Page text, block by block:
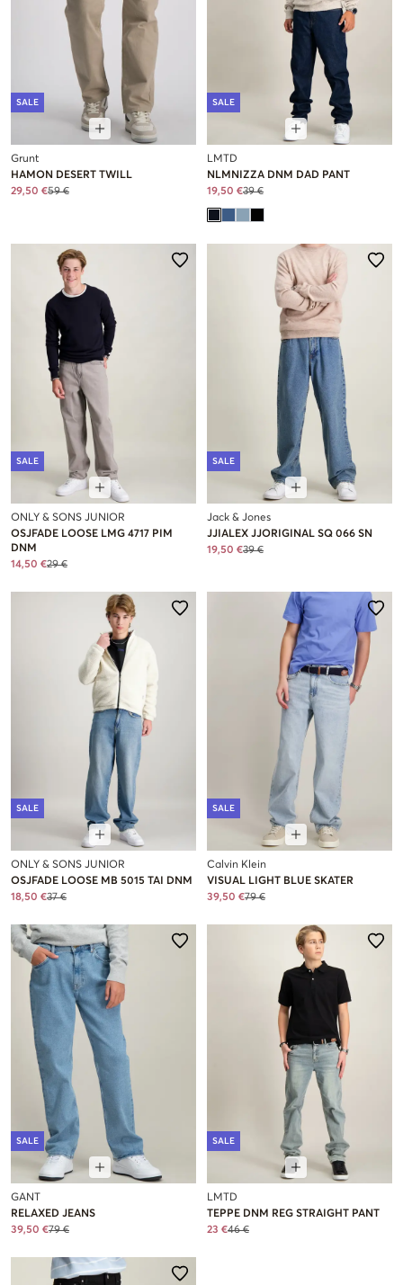
SALE
Grunt
HAMON DESERT TWILL
29,50 €59 €
SALE
LMTD
NLMNIZZA DNM DAD PANT
19,50 €39 €
SALE
ONLY & SONS JUNIOR
OSJFADE LOOSE LMG 4717 PIM
DNM
14,50 €29 €
SALE
Jack & Jones
JJIALEX JJORIGINAL SQ 066 SN
19,50 €39 €
SALE
ONLY & SONS JUNIOR
OSJFADE LOOSE MB 5015 TAI DNM
18,50 €37 €
SALE
Calvin Klein
VISUAL LIGHT BLUE SKATER
39,50 €79 €
SALE
GANT
RELAXED JEANS
39,50 €79 €
SALE
LMTD
TEPPE DNM REG STRAIGHT PANT
23 €46 €